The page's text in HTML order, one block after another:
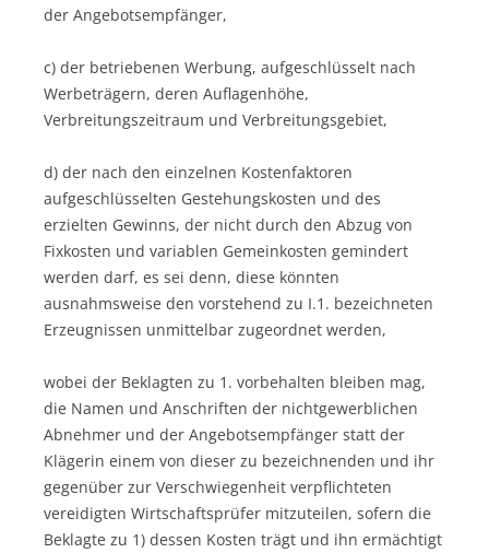
der Angebotsempfänger,
c) der betriebenen Werbung, aufgeschlüsselt nach
Werbeträgern, deren Auflagenhöhe,
Verbreitungszeitraum und Verbreitungsgebiet,
d) der nach den einzelnen Kostenfaktoren
aufgeschlüsselten Gestehungskosten und des
erzielten Gewinns, der nicht durch den Abzug von
Fixkosten und variablen Gemeinkosten gemindert
werden darf, es sei denn, diese könnten
ausnahmsweise den vorstehend zu I.1. bezeichneten
Erzeugnissen unmittelbar zugeordnet werden,
wobei der Beklagten zu 1. vorbehalten bleiben mag,
die Namen und Anschriften der nichtgewerblichen
Abnehmer und der Angebotsempfänger statt der
Klägerin einem von dieser zu bezeichnenden und ihr
gegenüber zur Verschwiegenheit verpflichteten
vereidigten Wirtschaftsprüfer mitzuteilen, sofern die
Beklagte zu 1) dessen Kosten trägt und ihn ermächtigt